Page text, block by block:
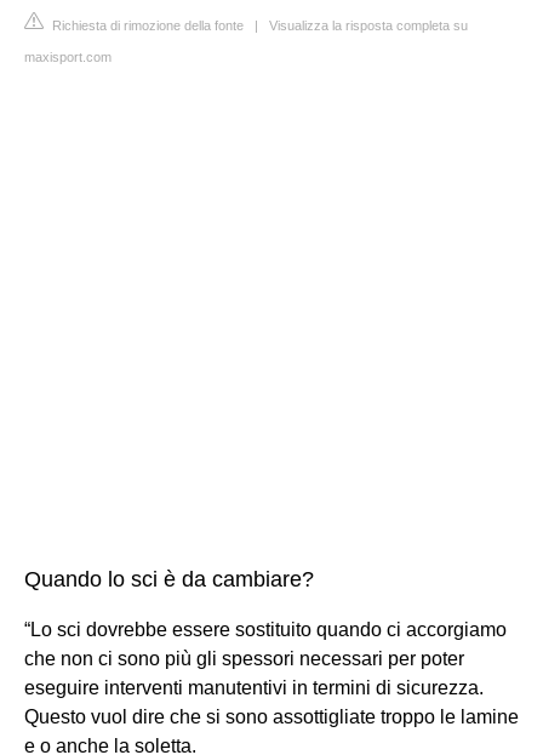
Richiesta di rimozione della fonte | Visualizza la risposta completa su
maxisport.com
Quando lo sci è da cambiare?
“Lo sci dovrebbe essere sostituito quando ci accorgiamo
che non ci sono più gli spessori necessari per poter
eseguire interventi manutentivi in termini di sicurezza.
Questo vuol dire che si sono assottigliate troppo le lamine
e o anche la soletta.